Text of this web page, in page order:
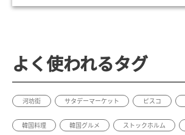
よく使われるタグ
河坊街 サタデーマーケット ピスコ
韓国料理 韓国グルメ ストックホルム